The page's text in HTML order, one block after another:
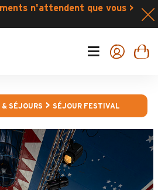
n'attendent que vous >
& SÉJOURS SÉJOUR FESTIVAL